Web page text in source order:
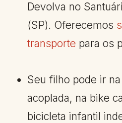
Devolva no
(SP). Oferecemos
transporte para os
Seu filho pode ir
acoplada, na bike
bicicleta infantil